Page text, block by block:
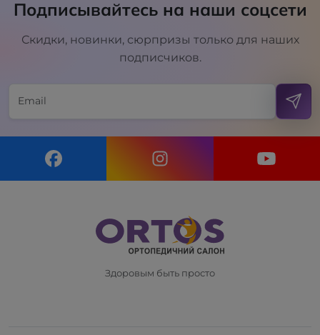
Подписывайтесь на наши соцсети
Скидки, новинки, сюрпризы только для наших
подписчиков.
Здоровым быть просто